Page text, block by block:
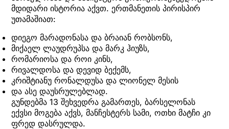
მდიდარი ისტორია აქვთ. ერთმანეთის პირისპირ
უთამაშიათ:
დიეგო მარადონასა და ბრაიან რობსონს,
მიქაელ ლაუდრუპსა და მარკ ჰიუზს,
რომარიოსა და როი კინს,
რივალდოსა და დევიდ ბექემს,
კრიშტიანუ რონალდუსა და ლიონელ მესის
და ასე დაუსრულებლად.
გუნდებმა 13 შეხვედრა გამართეს, ბარსელონას
ექვსი მოგება აქვს, მანჩესტერს სამი, ოთხი მატჩი კი
ფრედ დასრულდა.